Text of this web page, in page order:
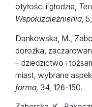
otyłości i głodzie,
Współuzależnienia,
Dankowska, M.,
dorożka,
– dziedzictwo i
miast, wybrane
forma, 34, 126-150.